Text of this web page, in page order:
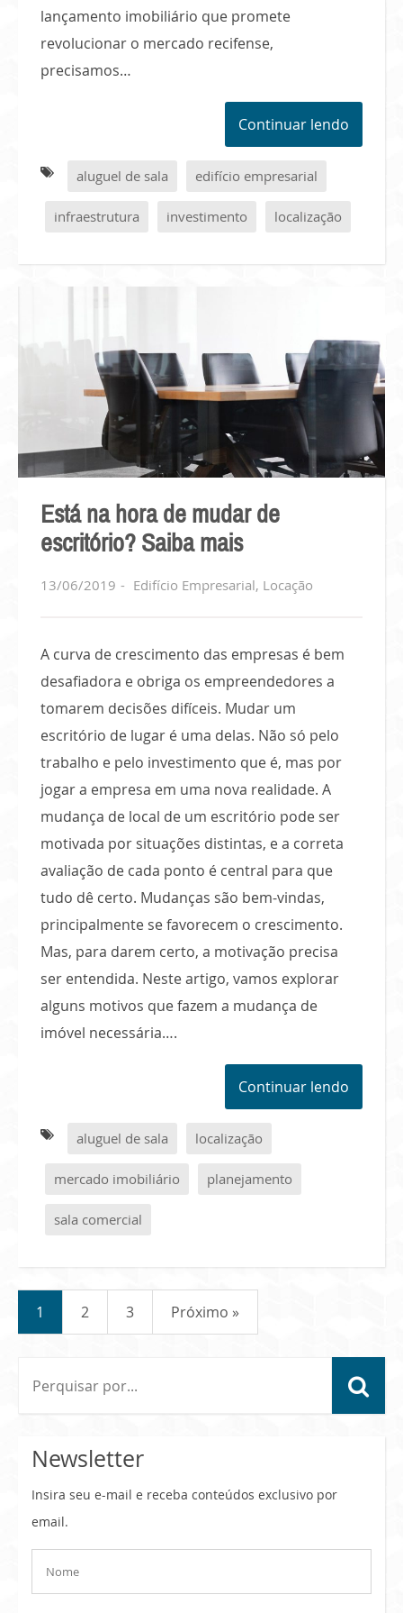
lançamento imobiliário que promete
revolucionar o mercado recifense,
precisamos…
Continuar lendo
aluguel de sala edifício empresarial
infraestrutura investimento localização
Está na hora de mudar de
escritório? Saiba mais
13/06/2019 Edifício Empresarial, Locação
A curva de crescimento das empresas é bem
desafiadora e obriga os empreendedores a
tomarem decisões difíceis. Mudar um
escritório de lugar é uma delas. Não só pelo
trabalho e pelo investimento que é, mas por
jogar a empresa em uma nova realidade. A
mudança de local de um escritório pode ser
motivada por situações distintas, e a correta
avaliação de cada ponto é central para que
tudo dê certo. Mudanças são bem-vindas,
principalmente se favorecem o crescimento.
Mas, para darem certo, a motivação precisa
ser entendida. Neste artigo, vamos explorar
alguns motivos que fazem a mudança de
imóvel necessária….
Continuar lendo
aluguel de sala localização
mercado imobiliário planejamento
sala comercial
1 2 3 Próximo »
Newsletter
Insira seu e-mail e receba conteúdos exclusivo por
email.